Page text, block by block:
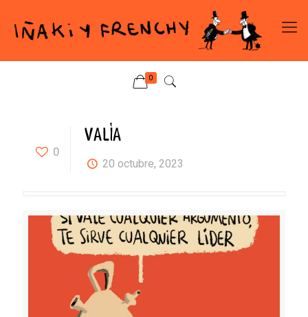
0
0
VALÍA
20 octubre, 2023